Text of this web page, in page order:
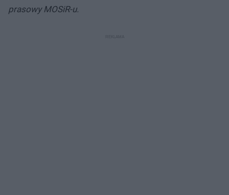
prasowy MOSiR-u.